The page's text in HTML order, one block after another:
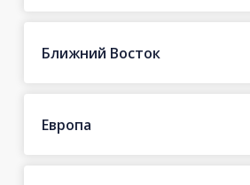
Ближний Восток
Европа